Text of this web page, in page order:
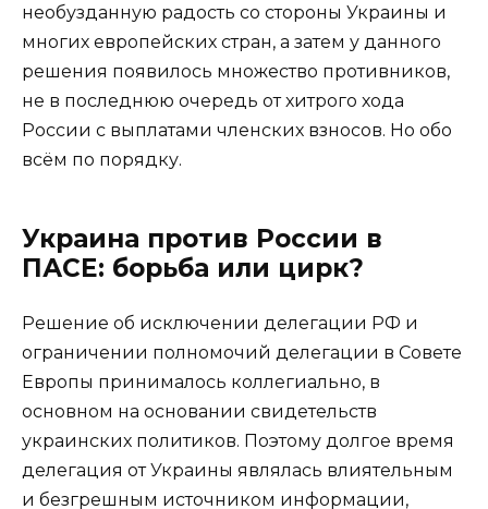
необузданную радость со стороны Украины и
многих европейских стран, а затем у данного
решения появилось множество противников,
не в последнюю очередь от хитрого хода
России с выплатами членских взносов. Но обо
всём по порядку.
Украина против России в
ПАСЕ: борьба или цирк?
Решение об исключении делегации РФ и
ограничении полномочий делегации в Совете
Европы принималось коллегиально, в
основном на основании свидетельств
украинских политиков. Поэтому долгое время
делегация от Украины являлась влиятельным
и безгрешным источником информации,